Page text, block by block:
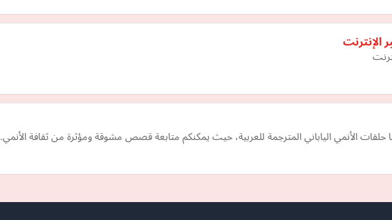
الإنترنت
الأنمي الياباني المترجمة للعربية، حيث يمكنكم متابعة قصص مشوقة ومؤثرة من ثقافة الأنمي.